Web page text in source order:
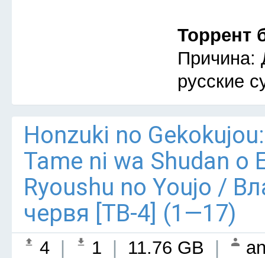
Торрент
Причина:
русские
Honzuki no
Tame ni wa Shudan o
Ryoushu no Youjo /
червя [ТВ-4] (1—17)
4 1 11.76 GB